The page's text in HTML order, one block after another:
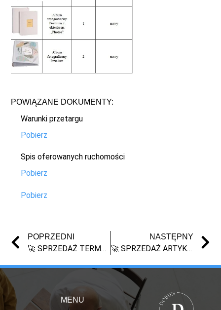
POWIĄZANE DOKUMENTY:
Warunki przetargu
Pobierz
Spis oferowanych ruchomości
Pobierz
Pobierz
POPRZEDNI
🚀 SPRZEDAŻ TERMOSÓW SMART LED Z WYŚWIETLACZEM TEMPERATURY – LIKWIDACJA ZAPASÓW (PAKIET HURT)
NASTĘPNY
🚀 SPRZEDAŻ ARTYKUŁÓW DLA DZIECI – LAMPKI, BUDZIKI, AKCESORIA
MENU